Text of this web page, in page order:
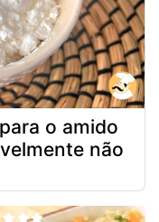
o amido
não